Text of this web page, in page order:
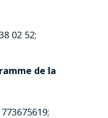
02 52;
de la